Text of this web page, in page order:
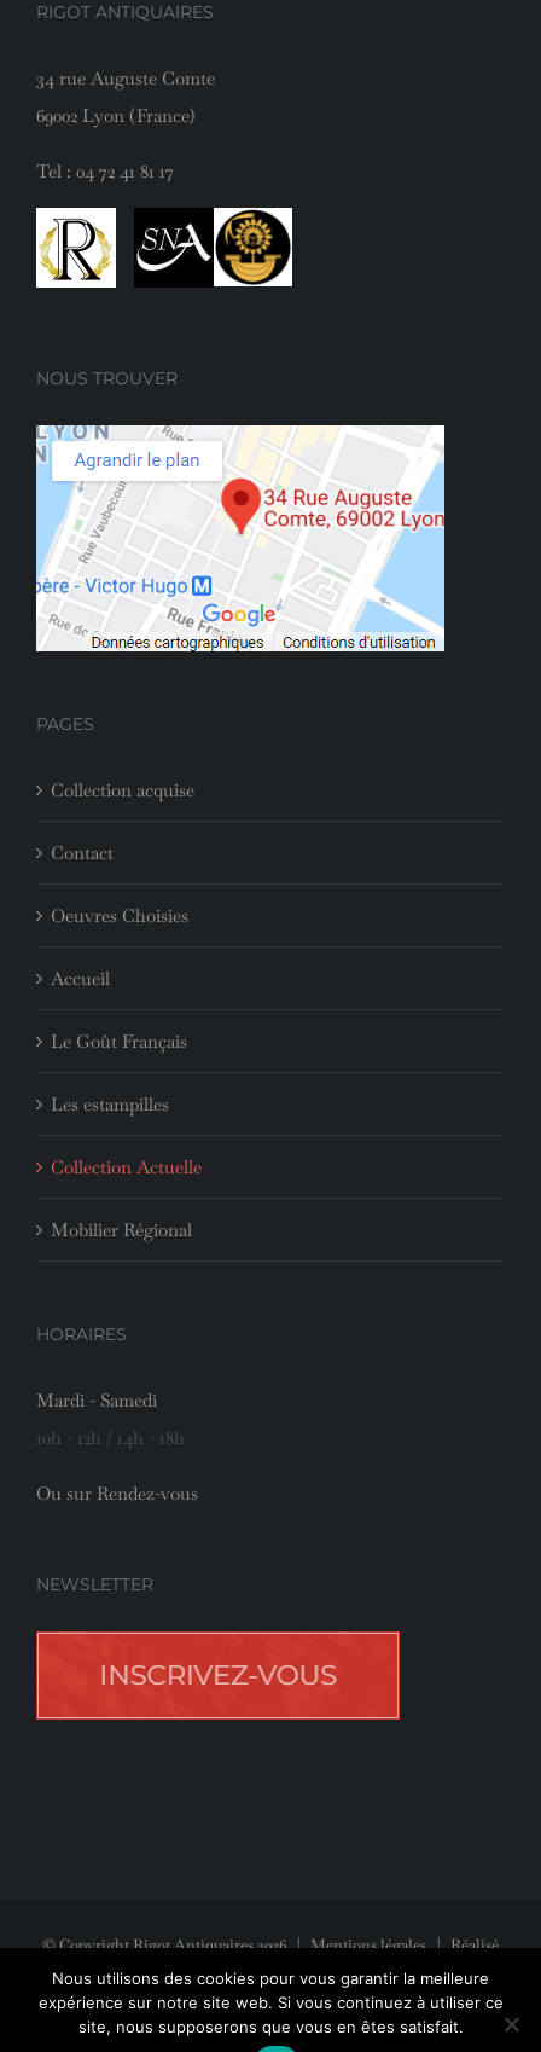
RIGOT ANTIQUAIRES
34 rue Auguste Comte
69002 Lyon (France)
Tel : 04 72 41 81 17
NOUS TROUVER
PAGES
Collection acquise
Contact
Oeuvres Choisies
Accueil
Le Goût Français
Les estampilles
Collection Actuelle
Mobilier Régional
HORAIRES
Mardi - Samedi
10h - 12h / 14h - 18h
Ou sur Rendez-vous
NEWSLETTER
© Copyright Rigot Antiquaires2026|Mentions légales| Réalisé
avec la participation deJeff Concept
FacebookInstagram
Nous utilisons des cookies pour vous garantir la meilleure
expérience sur notre site web. Si vous continuez à utiliser ce
site, nous supposerons que vous en êtes satisfait.